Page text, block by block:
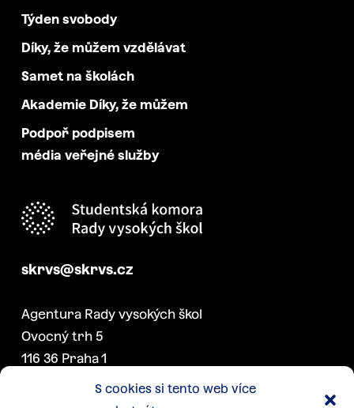
S cookies si tento web více
Týden svobody
Díky, že můžem vzdělávat
Samet na školách
Akademie Díky, že můžem
Podpoř podpisem
média veřejné služby
skrvs@skrvs.cz
Agentura Rady vysokých škol
Ovocný trh 5
116 36 Praha 1